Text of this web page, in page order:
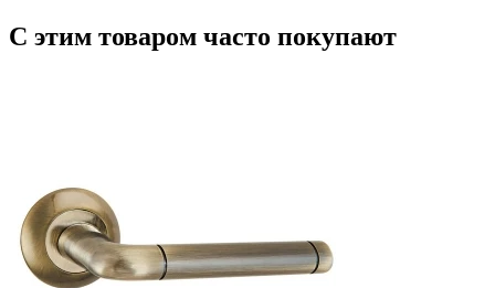
С этим товаром часто покупают